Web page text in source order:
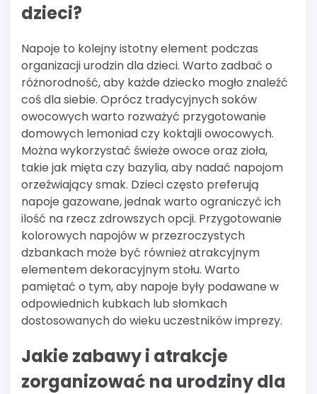
dzieci?
Napoje to kolejny istotny element podczas
organizacji urodzin dla dzieci. Warto zadbać o
różnorodność, aby każde dziecko mogło znaleźć
coś dla siebie. Oprócz tradycyjnych soków
owocowych warto rozważyć przygotowanie
domowych lemoniad czy koktajli owocowych.
Można wykorzystać świeże owoce oraz zioła,
takie jak mięta czy bazylia, aby nadać napojom
orzeźwiający smak. Dzieci często preferują
napoje gazowane, jednak warto ograniczyć ich
ilość na rzecz zdrowszych opcji. Przygotowanie
kolorowych napojów w przezroczystych
dzbankach może być również atrakcyjnym
elementem dekoracyjnym stołu. Warto
pamiętać o tym, aby napoje były podawane w
odpowiednich kubkach lub słomkach
dostosowanych do wieku uczestników imprezy.
Jakie zabawy i atrakcje
zorganizować na urodziny dla